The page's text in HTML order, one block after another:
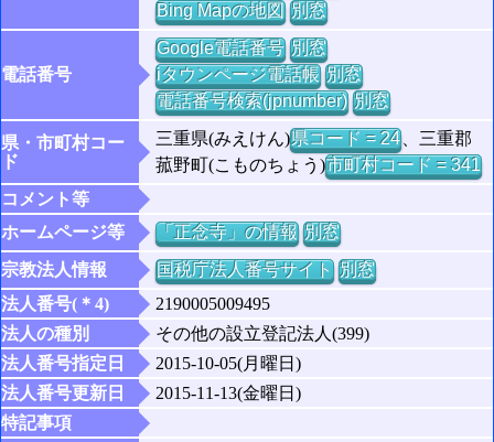
Bing Mapの地図 別窓
電話番号
Google電話番号 別窓
iタウンページ電話帳 別窓
電話番号検索(jpnumber) 別窓
県・市町村コー
ド
三重県(みえけん)県コード = 24、三重郡
菰野町(こものちょう)市町村コード = 341
コメント等
ホームページ等
「正念寺」の情報 別窓
宗教法人情報
国税庁法人番号サイト 別窓
法人番号(＊4)
2190005009495
法人の種別
その他の設立登記法人(399)
法人番号指定日
2015-10-05(月曜日)
法人番号更新日
2015-11-13(金曜日)
特記事項